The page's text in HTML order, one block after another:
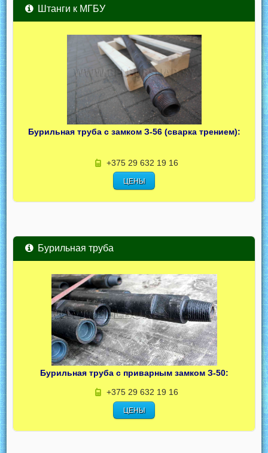
Штанги к МГБУ
Бурильная труба с замком З-56 (сварка трением):
+375 29 632 19 16
ЦЕНЫ
Бурильная труба
Бурильная труба с приварным замком З-50:
+375 29 632 19 16
ЦЕНЫ